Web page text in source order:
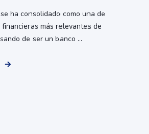
ha consolidado como una de
más relevantes de
de ser un banco ...